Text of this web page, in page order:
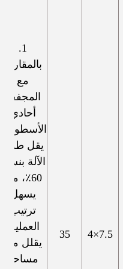
7.5×4
35
1.
بالمقارنة
مع
المجفف
أحادي
يقل طول
الآلة بنسبة
60٪، مما
يسهل
ترتيب
العملية.
يقلل من
مساحة